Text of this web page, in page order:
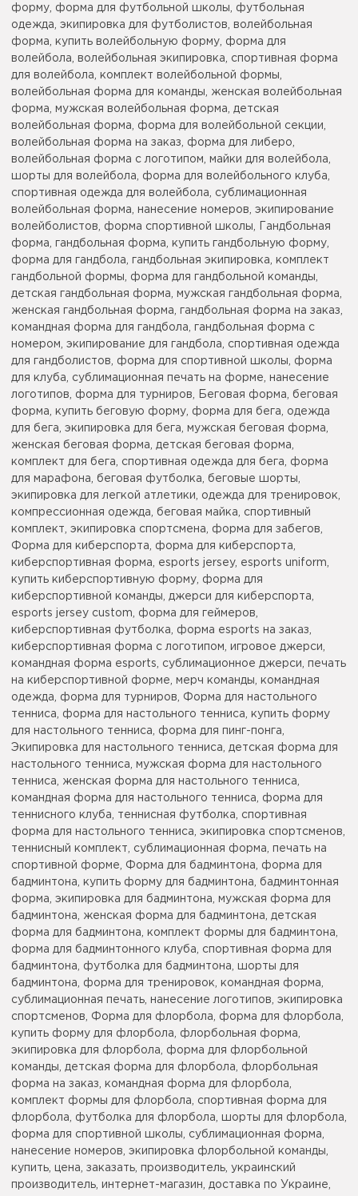
форму, форма для футбольной школы, футбольная
одежда, экипировка для футболистов, волейбольная
форма, купить волейбольную форму, форма для
волейбола, волейбольная экипировка, спортивная форма
для волейбола, комплект волейбольной формы,
волейбольная форма для команды, женская волейбольная
форма, мужская волейбольная форма, детская
волейбольная форма, форма для волейбольной секции,
волейбольная форма на заказ, форма для либеро,
волейбольная форма с логотипом, майки для волейбола,
шорты для волейбола, форма для волейбольного клуба,
спортивная одежда для волейбола, сублимационная
волейбольная форма, нанесение номеров, экипирование
волейболистов, форма спортивной школы, Гандбольная
форма, гандбольная форма, купить гандбольную форму,
форма для гандбола, гандбольная экипировка, комплект
гандбольной формы, форма для гандбольной команды,
детская гандбольная форма, мужская гандбольная форма,
женская гандбольная форма, гандбольная форма на заказ,
командная форма для гандбола, гандбольная форма с
номером, экипирование для гандбола, спортивная одежда
для гандболистов, форма для спортивной школы, форма
для клуба, сублимационная печать на форме, нанесение
логотипов, форма для турниров, Беговая форма, беговая
форма, купить беговую форму, форма для бега, одежда
для бега, экипировка для бега, мужская беговая форма,
женская беговая форма, детская беговая форма,
комплект для бега, спортивная одежда для бега, форма
для марафона, беговая футболка, беговые шорты,
экипировка для легкой атлетики, одежда для тренировок,
компрессионная одежда, беговая майка, спортивный
комплект, экипировка спортсмена, форма для забегов,
Форма для киберспорта, форма для киберспорта,
киберспортивная форма, esports jersey, esports uniform,
купить киберспортивную форму, форма для
киберспортивной команды, джерси для киберспорта,
esports jersey custom, форма для геймеров,
киберспортивная футболка, форма esports на заказ,
киберспортивная форма с логотипом, игровое джерси,
командная форма esports, сублимационное джерси, печать
на киберспортивной форме, мерч команды, командная
одежда, форма для турниров, Форма для настольного
тенниса, форма для настольного тенниса, купить форму
для настольного тенниса, форма для пинг-понга,
Экипировка для настольного тенниса, детская форма для
настольного тенниса, мужская форма для настольного
тенниса, женская форма для настольного тенниса,
командная форма для настольного тенниса, форма для
теннисного клуба, теннисная футболка, спортивная
форма для настольного тенниса, экипировка спортсменов,
теннисный комплект, сублимационная форма, печать на
спортивной форме, Форма для бадминтона, форма для
бадминтона, купить форму для бадминтона, бадминтонная
форма, экипировка для бадминтона, мужская форма для
бадминтона, женская форма для бадминтона, детская
форма для бадминтона, комплект формы для бадминтона,
форма для бадминтонного клуба, спортивная форма для
бадминтона, футболка для бадминтона, шорты для
бадминтона, форма для тренировок, командная форма,
сублимационная печать, нанесение логотипов, экипировка
спортсменов, Форма для флорбола, форма для флорбола,
купить форму для флорбола, флорбольная форма,
экипировка для флорбола, форма для флорбольной
команды, детская форма для флорбола, флорбольная
форма на заказ, командная форма для флорбола,
комплект формы для флорбола, спортивная форма для
флорбола, футболка для флорбола, шорты для флорбола,
форма для спортивной школы, сублимационная форма,
нанесение номеров, экипировка флорбольной команды,
купить, цена, заказать, производитель, украинский
производитель, интернет-магазин, доставка по Украине,